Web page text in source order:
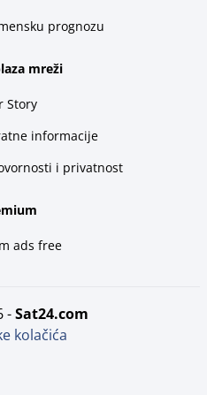
prognozu
mreži
Story
informacije
i privatnost
ads free
- sat24.com
kolačića